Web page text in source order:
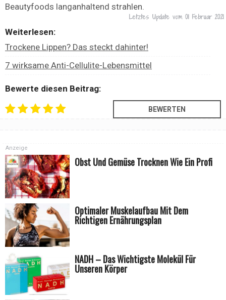
Beautyfoods langanhaltend strahlen.
Letztes Update vom 01 Februar 2021
Weiterlesen:
Trockene Lippen? Das steckt dahinter!
7 wirksame Anti-Cellulite-Lebensmittel
Bewerte diesen Beitrag:
Obst Und Gemüse Trocknen Wie Ein Profi
Optimaler Muskelaufbau Mit Dem
Richtigen Ernährungsplan
Anzeige
NADH – Das Wichtigste Molekül Für
Unseren Körper